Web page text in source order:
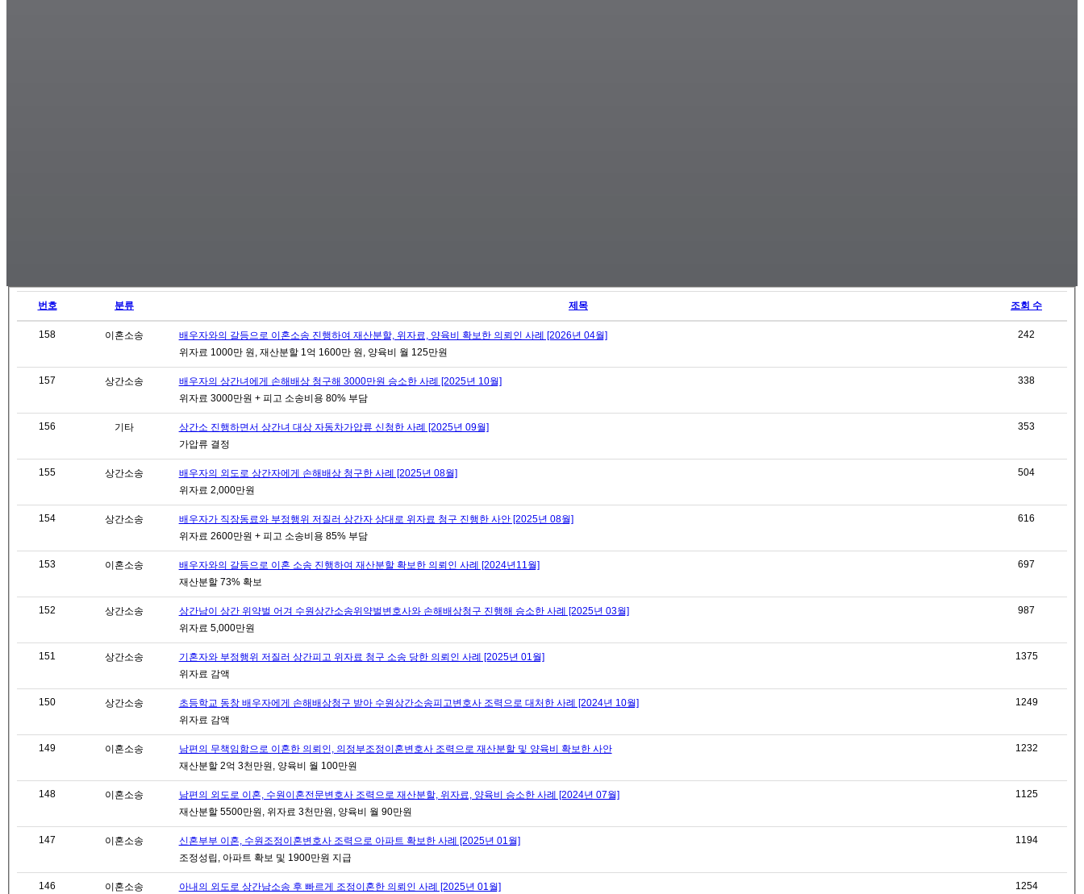
번호 분류 제목 조회 수
158 이혼소송
배우자와의 갈등으로 이혼소송 진행하여 재산분할, 위자료, 양육비 확보한 의뢰인 사례 [2026년 04월]
위자료 1000만 원, 재산분할 1억 1600만 원, 양육비 월 125만원
242
157 상간소송
배우자의 상간녀에게 손해배상 청구해 3000만원 승소한 사례 [2025년 10월]
위자료 3000만원 + 피고 소송비용 80% 부담
338
156 기타
상간소 진행하면서 상간녀 대상 자동차가압류 신청한 사례 [2025년 09월]
가압류 결정
353
155 상간소송
배우자의 외도로 상간자에게 손해배상 청구한 사례 [2025년 08월]
위자료 2,000만원
504
154 상간소송
배우자가 직장동료와 부정행위 저질러 상간자 상대로 위자료 청구 진행한 사안 [2025년 08월]
위자료 2600만원 + 피고 소송비용 85% 부담
616
153 이혼소송
배우자와의 갈등으로 이혼 소송 진행하여 재산분할 확보한 의뢰인 사례 [2024년11월]
재산분할 73% 확보
697
152 상간소송
상간남이 상간 위약벌 어겨 수원상간소송위약벌변호사와 손해배상청구 진행해 승소한 사례 [2025년 03월]
위자료 5,000만원
987
151 상간소송
기혼자와 부정행위 저질러 상간피고 위자료 청구 소송 당한 의뢰인 사례 [2025년 01월]
위자료 감액
1375
150 상간소송
초등학교 동창 배우자에게 손해배상청구 받아 수원상간소송피고변호사 조력으로 대처한 사례 [2024년 10월]
위자료 감액
1249
149 이혼소송
남편의 무책임함으로 이혼한 의뢰인, 의정부조정이혼변호사 조력으로 재산분할 및 양육비 확보한 사안
재산분할 2억 3천만원, 양육비 월 100만원
1232
148 이혼소송
남편의 외도로 이혼, 수원이혼전문변호사 조력으로 재산분할, 위자료, 양육비 승소한 사례 [2024년 07월]
재산분할 5500만원, 위자료 3천만원, 양육비 월 90만원
1125
147 이혼소송
신혼부부 이혼, 수원조정이혼변호사 조력으로 아파트 확보한 사례 [2025년 01월]
조정성립, 아파트 확보 및 1900만원 지급
1194
146 이혼소송
아내의 외도로 상간남소송 후 빠르게 조정이혼한 의뢰인 사례 [2025년 01월]
1254